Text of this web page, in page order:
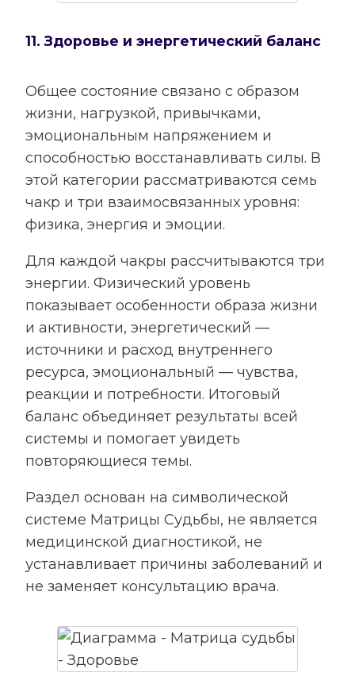
11. Здоровье и энергетический баланс
Общее состояние связано с образом
жизни, нагрузкой, привычками,
эмоциональным напряжением и
способностью восстанавливать силы. В
этой категории рассматриваются семь
чакр и три взаимосвязанных уровня:
физика, энергия и эмоции.
Для каждой чакры рассчитываются три
энергии. Физический уровень
показывает особенности образа жизни
и активности, энергетический —
источники и расход внутреннего
ресурса, эмоциональный — чувства,
реакции и потребности. Итоговый
баланс объединяет результаты всей
системы и помогает увидеть
повторяющиеся темы.
Раздел основан на символической
системе Матрицы Судьбы, не является
медицинской диагностикой, не
устанавливает причины заболеваний и
не заменяет консультацию врача.